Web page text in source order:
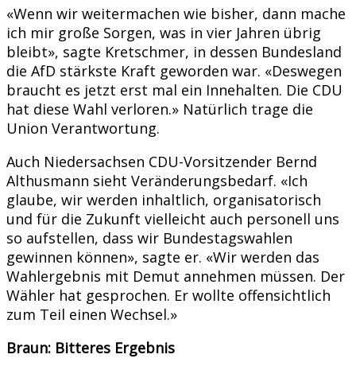
«Wenn wir weitermachen wie bisher, dann mache
ich mir große Sorgen, was in vier Jahren übrig
bleibt», sagte Kretschmer, in dessen Bundesland
die AfD stärkste Kraft geworden war. «Deswegen
braucht es jetzt erst mal ein Innehalten. Die CDU
hat diese Wahl verloren.» Natürlich trage die
Union Verantwortung.
Auch Niedersachsen CDU-Vorsitzender Bernd
Althusmann sieht Veränderungsbedarf. «Ich
glaube, wir werden inhaltlich, organisatorisch
und für die Zukunft vielleicht auch personell uns
so aufstellen, dass wir Bundestagswahlen
gewinnen können», sagte er. «Wir werden das
Wahlergebnis mit Demut annehmen müssen. Der
Wähler hat gesprochen. Er wollte offensichtlich
zum Teil einen Wechsel.»
Braun: Bitteres Ergebnis